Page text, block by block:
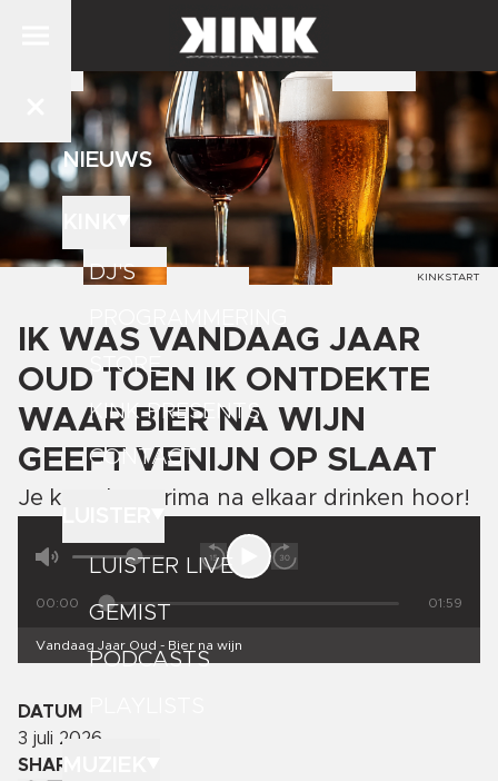
NIEUWS
DJ'S
STORE
KINK PRESENTS
CONTACT
LUISTER LIVE
GEMIST
PODCASTS
KINKSTART
IK WAS VANDAAG JAAR
OUD TOEN IK ONTDEKTE
WAAR BIER NA WIJN
GEEFT VENIJN OP SLAAT
Je kunt het prima na elkaar drinken hoor!
00:00 01:59
Vandaag Jaar Oud - Bier na wijn
DATUM
3 juli 2026
SHARE